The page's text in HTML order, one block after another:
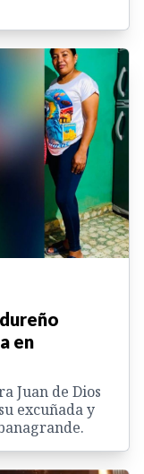
en
Juan de Dios
excuñada y